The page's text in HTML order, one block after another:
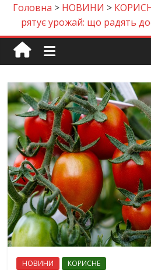
Головна > НОВИНИ >
рятує урожай: що радять
НОВИНИ КОРИСНЕ